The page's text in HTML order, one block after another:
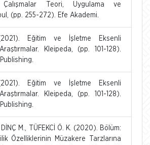
Çalışmalar Teori, Uygulama ve
(pp. 255-272). Efe Akademi.
Eğitim ve İşletme Eksenli
Kleipeda, (pp. 101-128).
Eğitim ve İşletme Eksenli
Kleipeda, (pp. 101-128).
DİNÇ M., TÜFEKCİ Ö. K. (2020). Bölüm:
Özelliklerinin Müzakere Tarzlarına